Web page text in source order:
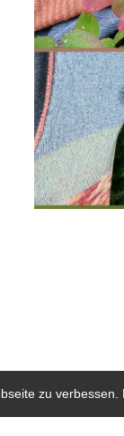
zu verbessen.